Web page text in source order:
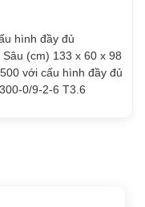
hình đầy đủ
(cm) 133 x 60 x 98
với cấu hình đầy đủ
0/9-2-6 T3.6